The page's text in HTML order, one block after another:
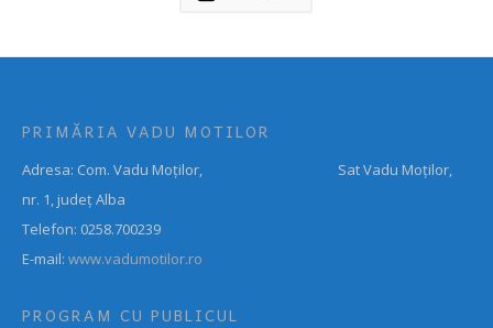
PRIMĂRIA VADU MOTILOR
Adresa: Com. Vadu Moților, Sat Vadu Moților,
nr. 1, județ Alba
Telefon: 0258.700239
E-mail: www.vadumotilor.ro
PROGRAM CU PUBLICUL